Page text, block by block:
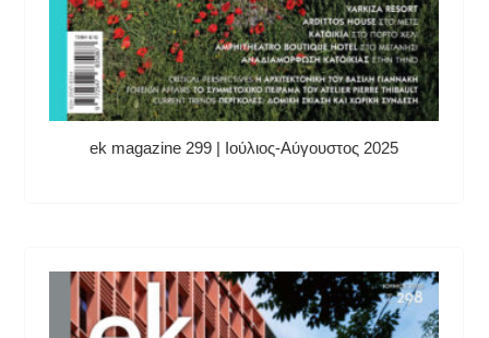
ek magazine 299 | Ιούλιος-Αύγουστος 2025